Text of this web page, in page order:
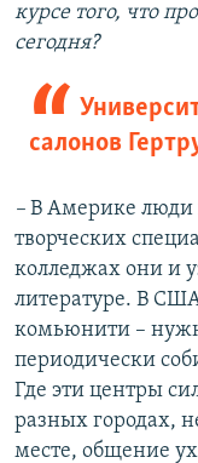
курсе того, что
сегодня?
салонов
– В Америке люди
творческих
колледжах они и
литературе. В
комьюнити –
периодически
Где эти центры
разных городах,
месте, общение